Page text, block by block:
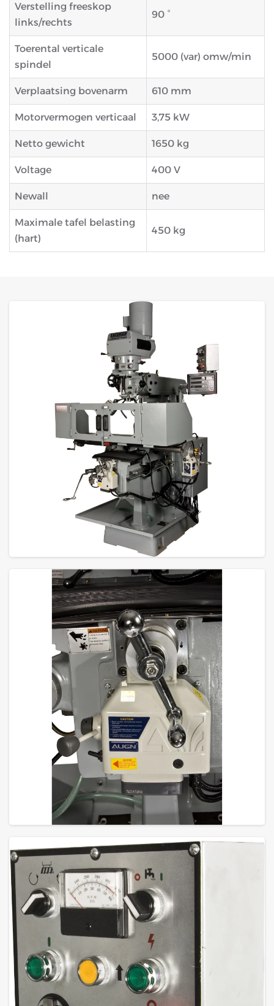
Verstelling freeskop
links/rechts
90 °
Toerental verticale
spindel
5000 (var) omw/min
Verplaatsing bovenarm 610 mm
Motorvermogen verticaal 3,75 kW
Netto gewicht 1650 kg
Voltage 400 V
Newall nee
Maximale tafel belasting
(hart)
450 kg
GROTE FOTO
GROTE FOTO
GROTE FOTO